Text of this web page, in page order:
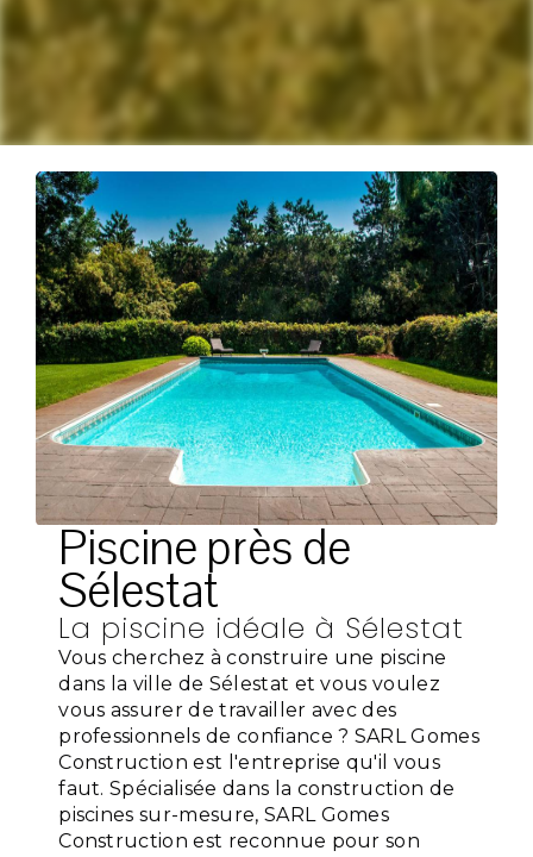
Piscine près de
Sélestat
La piscine idéale à Sélestat
Vous cherchez à construire une piscine
dans la ville de Sélestat et vous voulez
vous assurer de travailler avec des
professionnels de confiance ? SARL Gomes
Construction est l'entreprise qu'il vous
faut. Spécialisée dans la construction de
piscines sur-mesure, SARL Gomes
Construction est reconnue pour son